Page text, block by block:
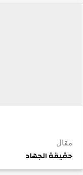
مقال
حقيقة الجهاد